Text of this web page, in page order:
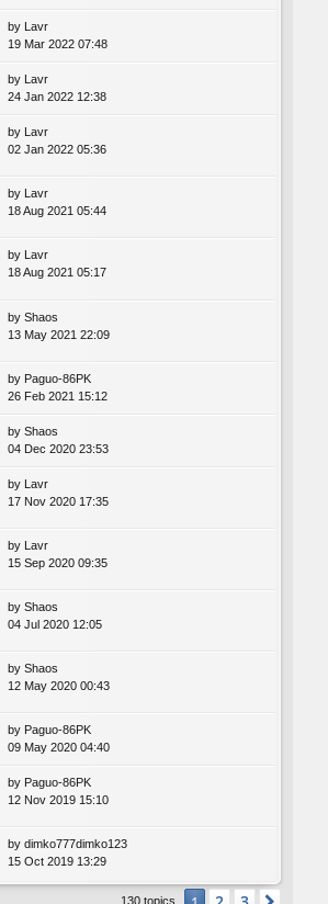
by
Lavr
19 Mar 2022 07:48
by
Lavr
24 Jan 2022 12:38
by
Lavr
02 Jan 2022 05:36
by
Lavr
18 Aug 2021 05:44
by Lavr
18 Aug 2021 05:17
by Shaos
13 May 2021 22:09
by Paguo-86PK
26 Feb 2021 15:12
by Shaos
04 Dec 2020 23:53
by Lavr
17 Nov 2020 17:35
by Lavr
15 Sep 2020 09:35
by Shaos
04 Jul 2020 12:05
by Shaos
12 May 2020 00:43
by Paguo-86PK
09 May 2020 04:40
by Paguo-86PK
12 Nov 2019 15:10
by dimko777dimko123
15 Oct 2019 13:29
130 topics